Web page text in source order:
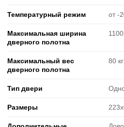
Температурный режим от -
Максимальная ширина
дверного полотна
Максимальный вес
дверного полотна
80 кг
Тип двери
Размеры